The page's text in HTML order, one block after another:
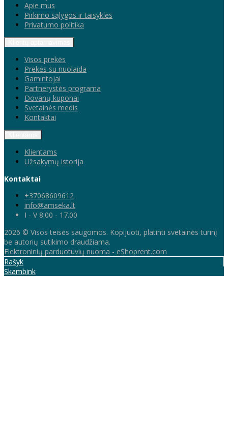
Apie mus
Pirkimo sąlygos ir taisyklės
Privatumo politika
Visos prekės
Prekės su nuolaida
Gamintojai
Partnerystės programa
Dovanų kuponai
Svetainės medis
Kontaktai
Klientams
Užsakymų istorija
Kontaktai
+37068609612
info@amseka.lt
I - V 8.00 - 17.00
2026 © Visos teisės saugomos. Kopijuoti, platinti svetainės turinį
be autorių sutikimo draudžiama.
Elektroninių parduotuvių nuoma - eShoprent.com
Rašyk
Skambink